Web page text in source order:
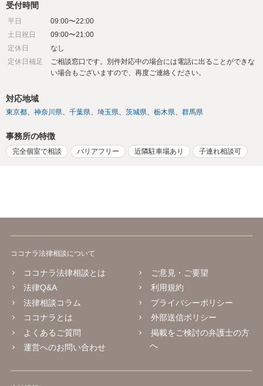
受付時間
平日
09:00〜22:00
土日祝日
09:00〜21:00
定休日
なし
定休日補足
ご相談窓口です。別件対応中の場合には電話に出ることができな
い場合もございますので、再度ご連絡ください。
対応地域
東京都 神奈川県 千葉県 埼玉県 茨城県 栃木県 群馬県
事務所の特徴
完全個室で相談 バリアフリー 近隣駐車場あり 子連れ相談可
ココナラ法律相談について
ココナラ法律相談とは
法律Q&A
法律相談コラム
ココナラとは
よくあるご質問
運営へのお問い合わせ
ご意見・ご要望
利用規約
プライバシーポリシー
外部送信ポリシー
掲載をご検討の弁護士の方
へ